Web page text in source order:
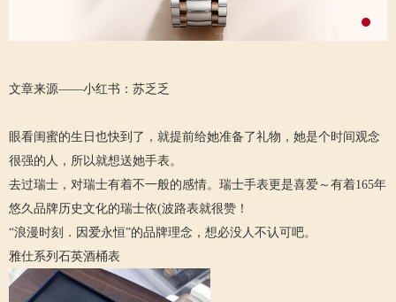
文章来源——小红书：苏乏乏
眼看闺蜜的生日也快到了，就提前给她准备了礼物，她是个时间观念
很强的人，所以就想送她手表。
去过瑞士，对瑞士有着不一般的感情。瑞士手表更是喜爱～有着165年
悠久品牌历史文化的瑞士依(波路表就很赞！
“浪漫时刻．因爱永恒”的品牌理念，想必没人不认可吧。
雅仕系列石英酒桶表